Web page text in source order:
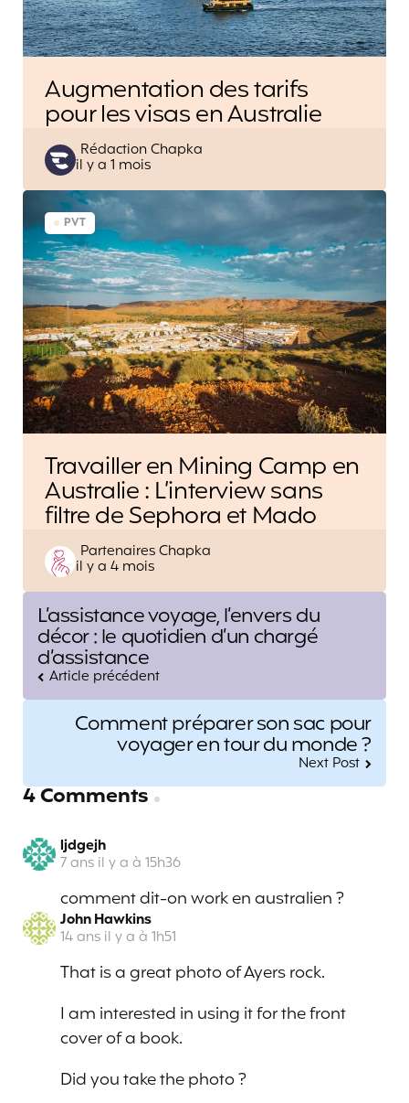
Augmentation des tarifs
pour les visas en Australie
Posted
by
Rédaction Chapka
il y a 1 mois
PVT
Travailler en Mining Camp en
Australie : L’interview sans
filtre de Sephora et Mado
Posted
by
Partenaires Chapka
il y a 4 mois
Post
navigation
L’assistance voyage, l’envers du
décor : le quotidien d’un chargé
d’assistance
Article précédent
Comment préparer son sac pour
voyager en tour du monde ?
Next Post
4 Comments
ljdgejh
7 ans il y a à 15h36
comment dit-on work en australien ?
John Hawkins
14 ans il y a à 1h51
That is a great photo of Ayers rock.
I am interested in using it for the front
cover of a book.
Did you take the photo ?